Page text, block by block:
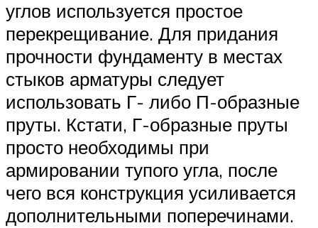
углов используется простое
перекрещивание. Для придания
прочности фундаменту в местах
стыков арматуры следует
использовать Г- либо П-образные
пруты. Кстати, Г-образные пруты
просто необходимы при
армировании тупого угла, после
чего вся конструкция усиливается
дополнительными поперечинами.